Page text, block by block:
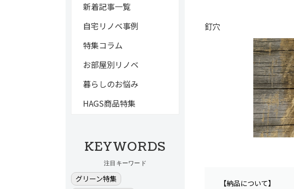
釘穴
【納品について】
新着記事一覧
自宅リノベ事例
特集コラム
お部屋別リノベ
暮らしのお悩み
HAGS商品特集
KEYWORDS
注目キーワード
グリーン特集